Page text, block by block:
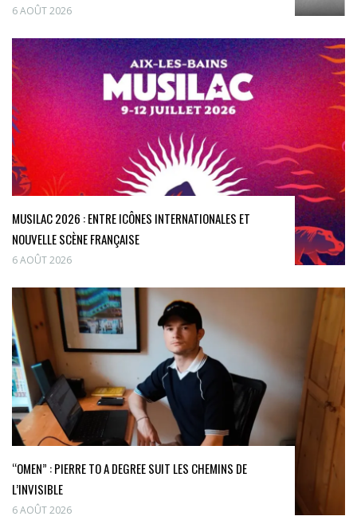
6 AOÛT 2026
MUSILAC 2026 : ENTRE ICÔNES INTERNATIONALES ET
NOUVELLE SCÈNE FRANÇAISE
6 AOÛT 2026
“OMEN” : PIERRE TO A DEGREE SUIT LES CHEMINS DE
L’INVISIBLE
6 AOÛT 2026